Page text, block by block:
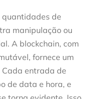
de
manipulação ou
A blockchain, com
fornece um
Cada entrada de
de data e hora, e